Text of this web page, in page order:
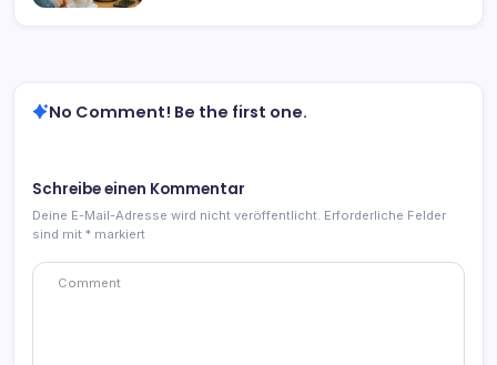
No Comment! Be the first one.
Schreibe einen Kommentar
Deine E-Mail-Adresse wird nicht veröffentlicht. Erforderliche Felder
sind mit * markiert